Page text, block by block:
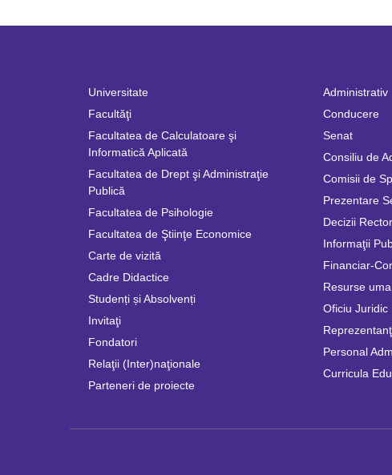
Universitate
Facultăţi
Facultatea de Calculatoare şi
Informatică Aplicată
Facultatea de Drept şi Administraţie
Publică
Facultatea de Psihologie
Facultatea de Ştiinţe Economice
Carte de vizită
Cadre Didactice
Studenți și Absolvenți
Invitaţi
Fondatori
Relaţii (Inter)naţionale
Parteneri de proiecte
Administrativ
Conducere
Senat
Consiliu de
Comisii de
Prezentare
Decizii Rector
Informaţii
Financiar-
Resurse
Oficiu Juridic
Personal
Curricula